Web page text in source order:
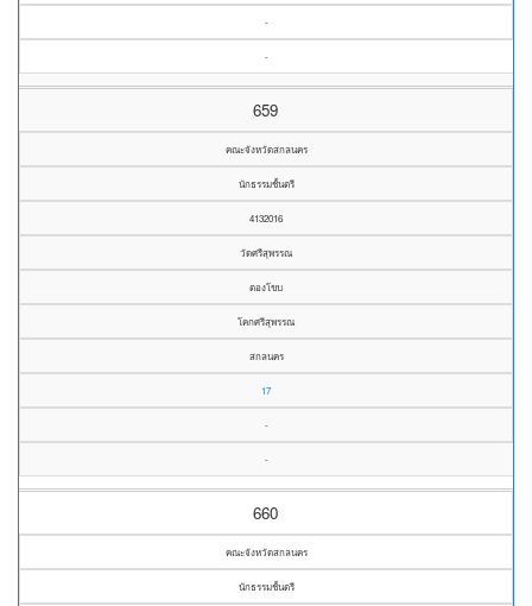
-
-
659
คณะจังหวัดสกลนคร
นักธรรมชั้นตรี
4132016
วัดศรีสุพรรณ
ตองโขบ
โคกศรีสุพรรณ
สกลนคร
17
-
-
660
คณะจังหวัดสกลนคร
นักธรรมชั้นตรี